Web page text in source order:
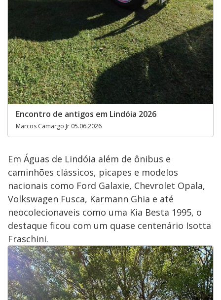
Encontro de antigos em Lindóia 2026
Marcos Camargo Jr 05.06.2026
Em Águas de Lindóia além de ônibus e
caminhões clássicos, picapes e modelos
nacionais como Ford Galaxie, Chevrolet Opala,
Volkswagen Fusca, Karmann Ghia e até
neocolecionaveis como uma Kia Besta 1995, o
destaque ficou com um quase centenário Isotta
Fraschini.